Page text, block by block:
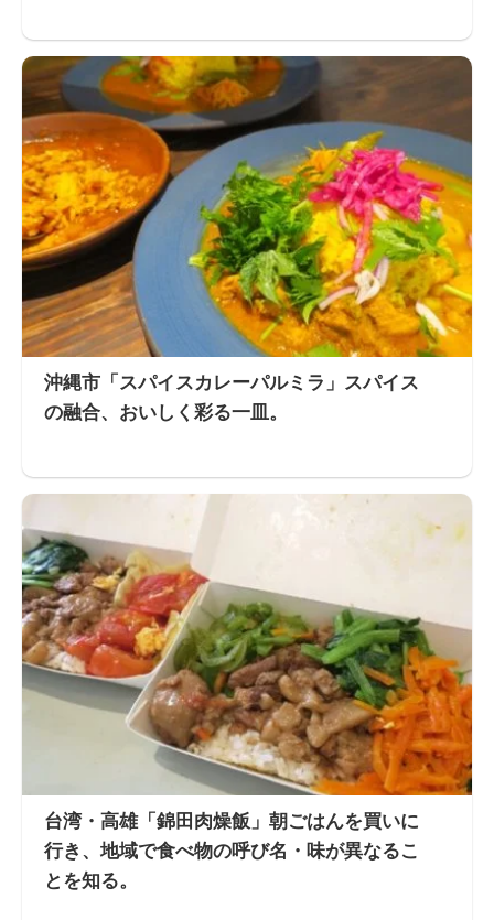
沖縄市「スパイスカレーパルミラ」スパイス
の融合、おいしく彩る一皿。
台湾・高雄「錦田肉燥飯」朝ごはんを買いに
行き、地域で食べ物の呼び名・味が異なるこ
とを知る。